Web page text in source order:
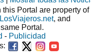
Portal are property of
LosViajeros.net, and
Portal.
- Publicidad